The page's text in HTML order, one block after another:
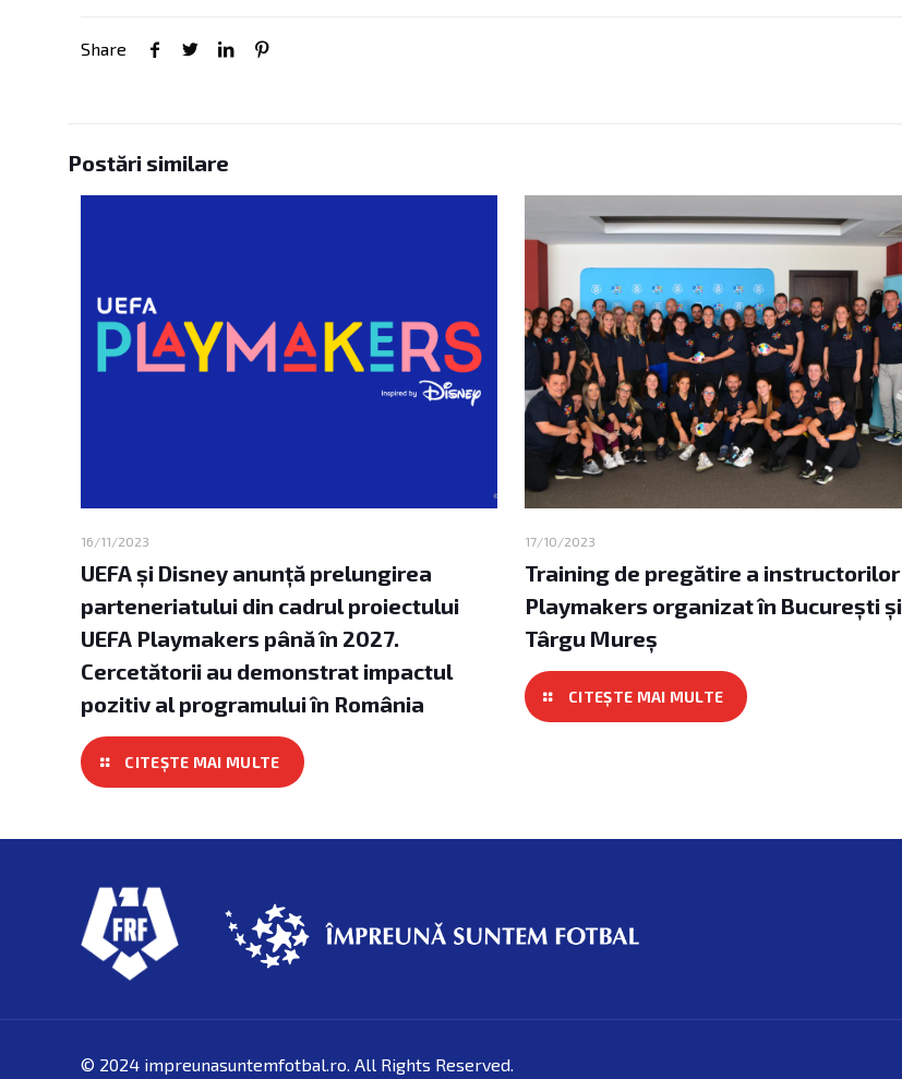
Share
16/11/2023
UEFA și Disney anunță prelungirea
parteneriatului din cadrul proiectului
UEFA Playmakers până în 2027.
Cercetătorii au demonstrat impactul
pozitiv al programului în România
17/10/2023
Training de pregătire a instructorilor
Playmakers organizat în București și
Târgu Mureș
© 2024 impreunasuntemfotbal.ro. All Rights Reserved.